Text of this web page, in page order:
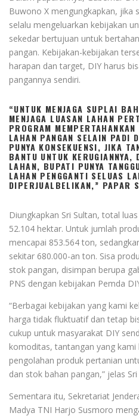
Buwono X mengungkapkan, jika
selalu mengeluarkan kebijakan
sekedar bertujuan untuk
pangan. Kebijakan-kebijakan
harapan dan target, DIY harus
pangannya sendiri.
“UNTUK MENJAGA SUPLAI
MENJAGA LUASAN LAHAN
PROGRAM
LAHAN PANGAN SELAIN PADI
PUNYA KONSEKUENSI, JIKA
BANTU UNTUK
LAHAN, BUPATI PUNYA
LAHAN PENGGANTI SELUAS
DIPERJUALBELIKAN,” PAPAR
Diungkapkan Sri Sultan, total
52.104 hektar. Untuk jumlah
mencapai 853.564 ton,
sekitar 680.000-an ton. Sisa
stok pangan, disimpan berupa
PNS dengan kebijakan Pemda
“Berbagai kebijakan yang kami
harga tidak fluktuatif dan tetap
cukup untuk masyarakat DIY
komoditas, tantangan yang kami
pengolahan produk pertanian
dan stok bahan pangan,” jelas Sri
Sementara itu, Sekretariat
Madya TNI Harjo Susmoro